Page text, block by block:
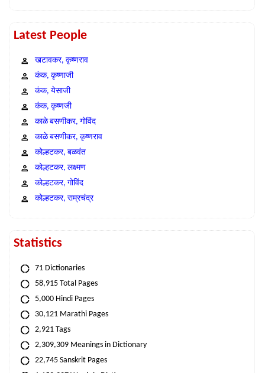
Latest People
खटावकर, कृष्णराव
कंक, कृष्णाजी
कंक, येसाजी
कंक, कृष्णजी
काळे बसणीकर, गोविंद
काळे बसणीकर, कृष्णराव
कोल्हटकर, बळवंत
कोल्हटकर, लक्ष्मण
कोल्हटकर, गोविंद
कोल्हटकर, राम्रचंद्र
Statistics
71 Dictionaries
58,915 Total Pages
5,000 Hindi Pages
30,121 Marathi Pages
2,921 Tags
2,309,309 Meanings in Dictionary
22,745 Sanskrit Pages